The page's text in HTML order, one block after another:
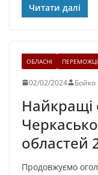
Читати далі
ОБЛАСНІ ПЕРЕМОЖЦІ
02/02/2024 Бойко
областей
Продовжуємо